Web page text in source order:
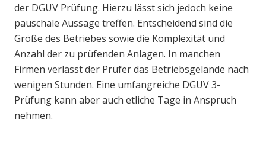
der DGUV Prüfung. Hierzu lässt sich jedoch keine
pauschale Aussage treffen. Entscheidend sind die
Größe des Betriebes sowie die Komplexität und
Anzahl der zu prüfenden Anlagen. In manchen
Firmen verlässt der Prüfer das Betriebsgelände nach
wenigen Stunden. Eine umfangreiche DGUV 3-
Prüfung kann aber auch etliche Tage in Anspruch
nehmen.